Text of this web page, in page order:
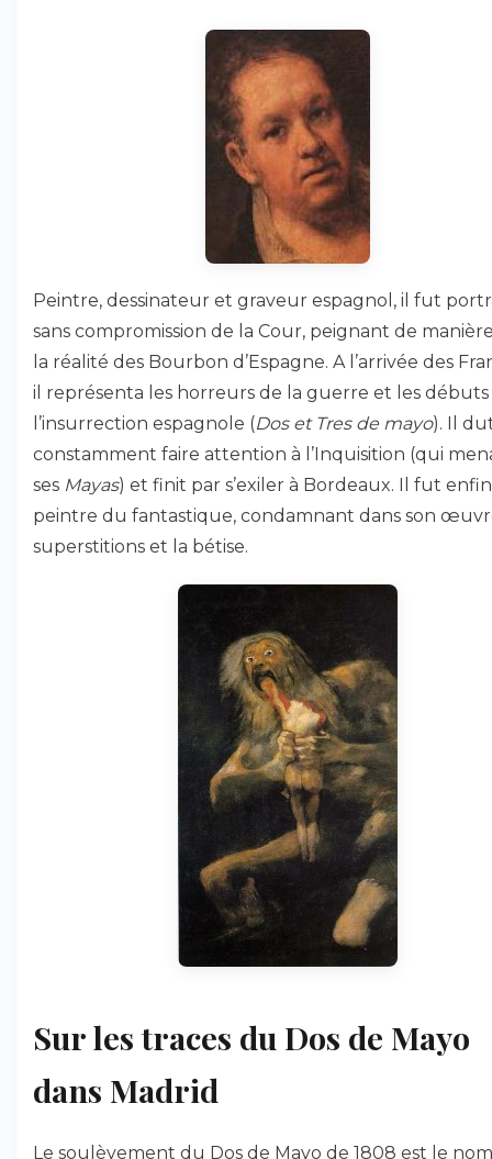
Peintre, dessinateur et graveur espagnol, il fut
sans compromission de la Cour, peignant de
la réalité des Bourbon d’Espagne. A l’arrivée des
il représenta les horreurs de la guerre et les débuts
l’insurrection espagnole (Dos et Tres de mayo). Il
constamment faire attention à l’Inquisition (qui
ses Mayas) et finit par s’exiler à Bordeaux. Il fut
peintre du fantastique, condamnant dans son
superstitions et la bétise.
Sur les traces du Dos de Mayo
dans Madrid
Le soulèvement du Dos de Mayo de 1808 est le